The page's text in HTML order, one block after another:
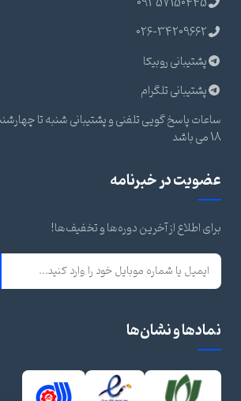
026-34209662
پشتیبانی روبیکا
پشتیبانی تلگرام
18 می باشد
عضویت در خبرنامه
برای اطلاع از آخرین دوره‌ها و تخفیف‌ها!
نمادها و نشان‌ها